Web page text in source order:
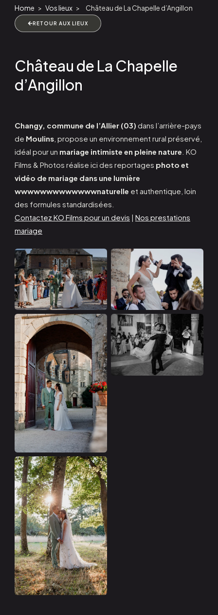
Home > Vos lieux > Château de La Chapelle d’Angillon
RETOUR AUX LIEUX
Château de La Chapelle
d’Angillon
Changy, commune de l’Allier (03) dans l’arrière-pays
de Moulins , propose un environnement rural préservé,
idéal pour un mariage intimiste en pleine nature . KO
Films & Photos réalise ici des reportages photo et
vidéo de mariage dans une lumière
wwwwwwwwwwwwwnaturelle et authentique, loin
des formules standardisées.
Contactez KO Films pour un devis | Nos prestations
mariage